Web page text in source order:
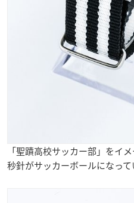
「聖蹟高校サッカー部」をイ
秒針がサッカーボールになって